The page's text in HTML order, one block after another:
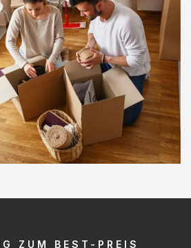
ZUM BEST-PREIS